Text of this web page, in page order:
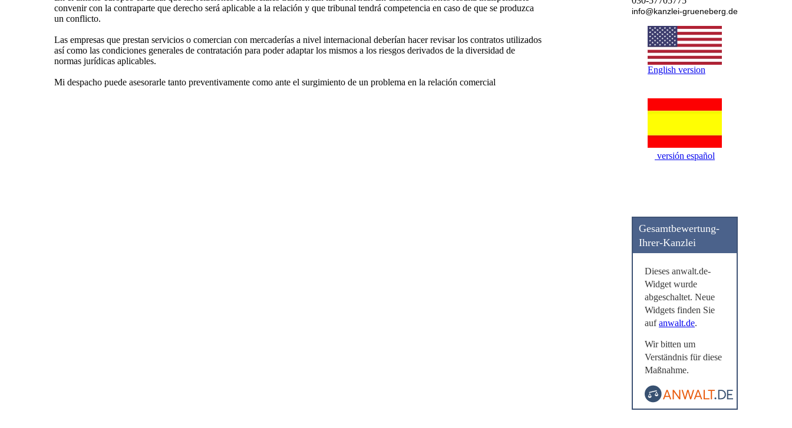
convenir con la contraparte que derecho será aplicable a la relación y que tribunal tendrá competencia en caso de que se produzca
un conflicto.
Las empresas que prestan servicios o comercian con mercaderías a nivel internacional deberían hacer revisar los contratos utilizados
así como las condiciones generales de contratación para poder adaptar los mismos a los riesgos derivados de la diversidad de
normas jurídicas aplicables.
Mi despacho puede asesorarle tanto preventivamente como ante el surgimiento de un problema en la relación comercial
info@kanzlei-grueneberg.de
English version
versión español